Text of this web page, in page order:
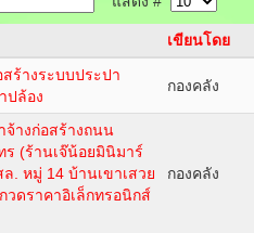
เขียนโดย
ร้างระบบประปา
ปล้อง
กองคลัง
จ้างก่อสร้างถนน
ร (ร้านเจ๊น้อยมินิมาร์
. หมู่ 14 บ้านเขาเสวย
วดราคาอิเล็กทรอนิกส์
กองคลัง